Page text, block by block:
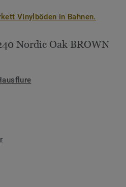
Vinylböden in Bahnen.
Nordic Oak BROWN